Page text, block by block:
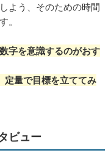
よう、そのための時間
。
字を意識するのがおす
定量で目標を立ててみ
ビュー